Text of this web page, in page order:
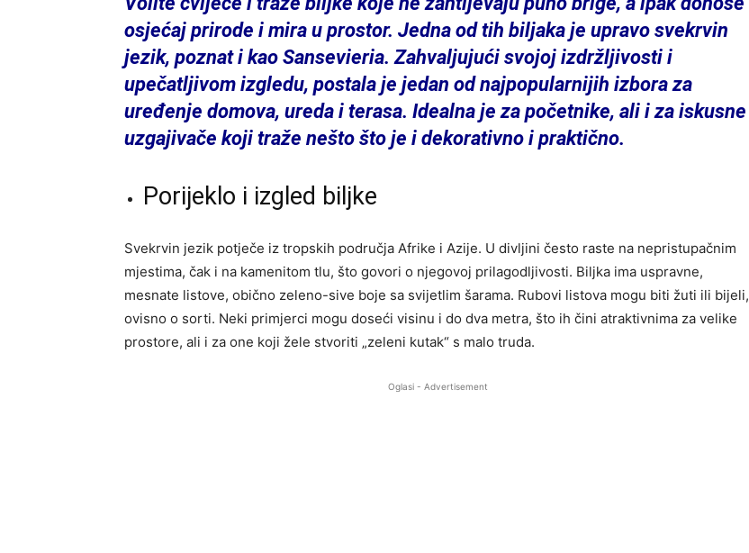
osjećaj prirode i mira u prostor. Jedna od tih biljaka je upravo svekrvin
jezik, poznat i kao Sansevieria. Zahvaljujući svojoj izdržljivosti i
upečatljivom izgledu, postala je jedan od najpopularnijih izbora za
uređenje domova, ureda i terasa. Idealna je za početnike, ali i za iskusne
uzgajivače koji traže nešto što je i dekorativno i praktično.
Porijeklo i izgled biljke
Svekrvin jezik potječe iz tropskih područja Afrike i Azije. U divljini često raste na nepristupačnim
mjestima, čak i na kamenitom tlu, što govori o njegovoj prilagodljivosti. Biljka ima uspravne,
mesnate listove, obično zeleno-sive boje sa svijetlim šarama. Rubovi listova mogu biti žuti ili bijeli,
ovisno o sorti. Neki primjerci mogu doseći visinu i do dva metra, što ih čini atraktivnima za velike
prostore, ali i za one koji žele stvoriti „zeleni kutak“ s malo truda.
Oglasi - Advertisement